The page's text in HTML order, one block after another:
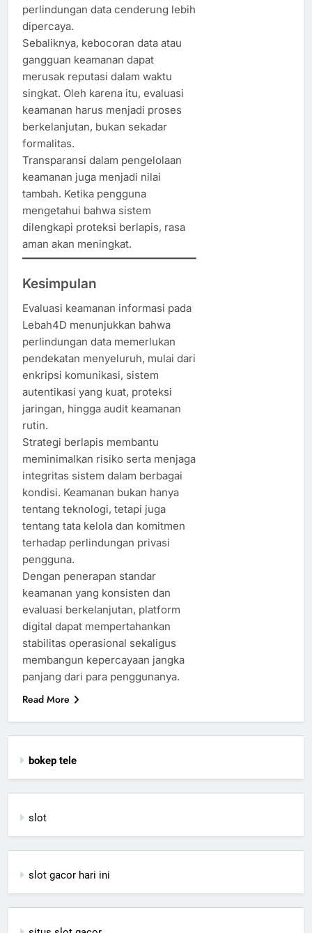
perlindungan data cenderung lebih
dipercaya.
Sebaliknya, kebocoran data atau
gangguan keamanan dapat
merusak reputasi dalam waktu
singkat. Oleh karena itu, evaluasi
keamanan harus menjadi proses
berkelanjutan, bukan sekadar
formalitas.
Transparansi dalam pengelolaan
keamanan juga menjadi nilai
tambah. Ketika pengguna
mengetahui bahwa sistem
dilengkapi proteksi berlapis, rasa
aman akan meningkat.
Kesimpulan
Evaluasi keamanan informasi pada
Lebah4D menunjukkan bahwa
perlindungan data memerlukan
pendekatan menyeluruh, mulai dari
enkripsi komunikasi, sistem
autentikasi yang kuat, proteksi
jaringan, hingga audit keamanan
rutin.
Strategi berlapis membantu
meminimalkan risiko serta menjaga
integritas sistem dalam berbagai
kondisi. Keamanan bukan hanya
tentang teknologi, tetapi juga
tentang tata kelola dan komitmen
terhadap perlindungan privasi
pengguna.
Dengan penerapan standar
keamanan yang konsisten dan
evaluasi berkelanjutan, platform
digital dapat mempertahankan
stabilitas operasional sekaligus
membangun kepercayaan jangka
panjang dari para penggunanya.
Read More
bokep tele
slot
slot gacor hari ini